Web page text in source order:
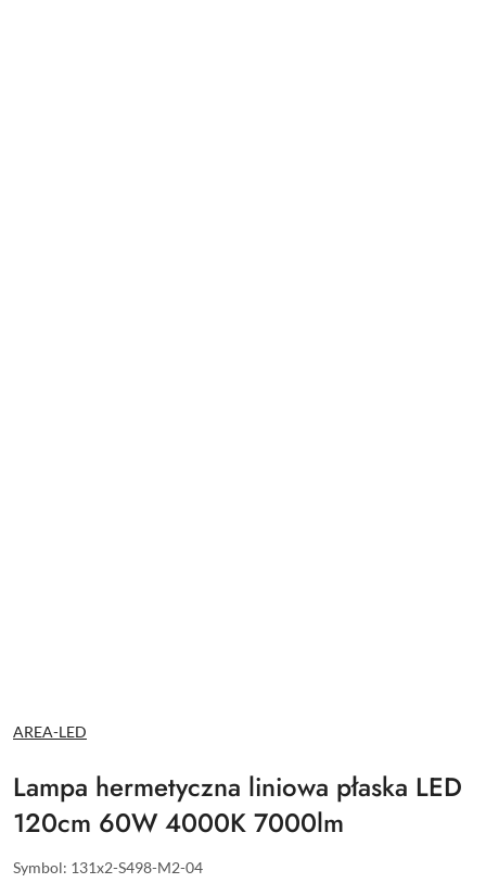
NAZWA
PRODUCENTA:
AREA-LED
Lampa hermetyczna liniowa płaska LED
120cm 60W 4000K 7000lm
Symbol: 131x2-S498-M2-04